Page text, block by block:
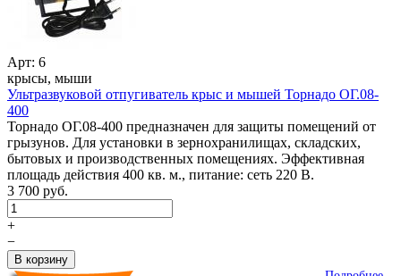
Арт: 6
крысы, мыши
Ультразвуковой отпугиватель крыс и мышей Торнадо ОГ.08-
400
Торнадо ОГ.08-400 предназначен для защиты помещений от
грызунов. Для установки в зернохранилищах, складских,
бытовых и производственных помещениях. Эффективная
площадь действия 400 кв. м., питание: сеть 220 В.
3 700 руб.
+
−